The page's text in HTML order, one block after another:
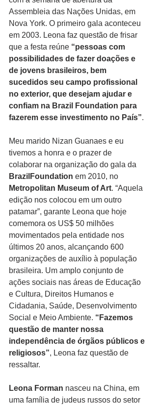
Assembleia das Nações Unidas, em
Nova York. O primeiro gala aconteceu
em 2003. Leona faz questão de frisar
que a festa reúne “pessoas com
possibilidades de fazer doações e
de jovens brasileiros, bem
sucedidos seu campo profissional
no exterior, que desejam ajudar e
confiam na Brazil Foundation para
fazerem esse investimento no País”.
Meu marido Nizan Guanaes e eu
tivemos a honra e o prazer de
colaborar na organização do gala da
BrazilFoundation em 2010, no
Metropolitan Museum of Art. “Aquela
edição nos colocou em um outro
patamar”, garante Leona que hoje
comemora os US$ 50 milhões
movimentados pela entidade nos
últimos 20 anos, alcançando 600
organizações de auxílio à população
brasileira. Um amplo conjunto de
ações sociais nas áreas de Educação
e Cultura, Direitos Humanos e
Cidadania, Saúde, Desenvolvimento
Social e Meio Ambiente. “Fazemos
questão de manter nossa
independência de órgãos públicos e
religiosos”, Leona faz questão de
ressaltar.
Leona Forman nasceu na China, em
uma família de judeus russos do setor